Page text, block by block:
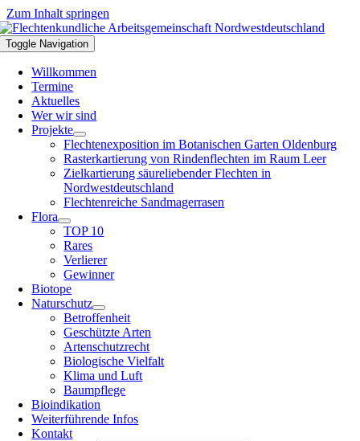
Zum Inhalt springen
Toggle Navigation
Willkommen
Termine
Aktuelles
Wer wir sind
Projekte
Flechtenexposition im Botanischen Garten Oldenburg
Rasterkartierung von Rindenflechten im Raum Leer
Zielkartierung säureliebender Flechten in
Nordwestdeutschland
Flechtenreiche Sandmagerrasen
Flora
TOP 10
Rares
Verlierer
Gewinner
Biotope
Naturschutz
Betroffenheit
Geschützte Arten
Artenschutzrecht
Biologische Vielfalt
Klima und Luft
Baumpflege
Bioindikation
Weiterführende Infos
Kontakt